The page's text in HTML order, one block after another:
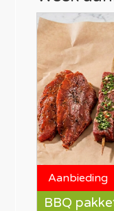
Aanbieding
BBQ